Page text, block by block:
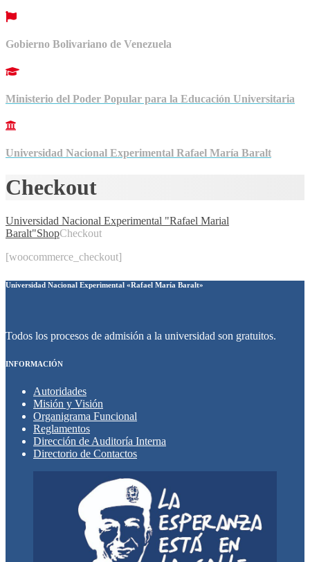
Gobierno Bolivariano de Venezuela
Ministerio del Poder Popular para la Educación Universitaria
Universidad Nacional Experimental Rafael María Baralt
Checkout
Universidad Nacional Experimental "Rafael Marial
Baralt"ShopCheckout
[woocommerce_checkout]
Universidad Nacional Experimental «Rafael María Baralt»
Todos los procesos de admisión a la universidad son gratuitos.
INFORMACIÓN
Autoridades
Misión y Visión
Organigrama Funcional
Reglamentos
Dirección de Auditoría Interna
Directorio de Contactos